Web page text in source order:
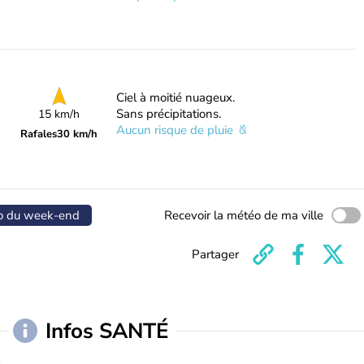
15 km/h
Rafales30 km/h
Ciel à moitié nuageux.
Sans précipitations.
Aucun risque de pluie
du week-end Recevoir la météo de ma ville
Partager
Infos SANTÉ